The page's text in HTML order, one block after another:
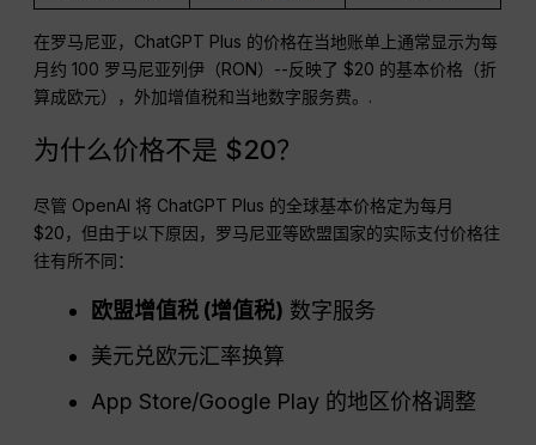
在罗马尼亚，ChatGPT Plus 的价格在当地账单上通常显示为每
月约 100 罗马尼亚列伊（RON）--反映了 $20 的基本价格（折
算成欧元），外加增值税和当地数字服务费。.
为什么价格不是 $20？
尽管 OpenAI 将 ChatGPT Plus 的全球基本价格定为每月
$20，但由于以下原因，罗马尼亚等欧盟国家的实际支付价格往
往有所不同：
欧盟增值税 (增值税) 数字服务
美元兑欧元汇率换算
App Store/Google Play 的地区价格调整